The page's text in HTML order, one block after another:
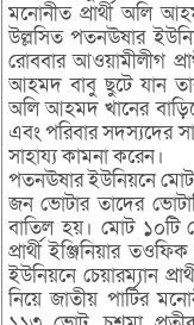
মনোনীত প্রার্থী অলি
উল্লসিত পতনঊষার
রোববার আওয়ামীলীগ
আহমদ বাবু ছুটে যান তার
অলি আহমদ খানের
এবং পরিবার সদস্যদের
সাহায্য কামনা করেন।
পতনঊষার ইউনিয়নে
জন ভোটার তাদের
বাতিল হয়। মোট ১০টি
প্রার্থী ইঞ্জিনিয়ার
ইউনিয়নে চেয়ারম্যান
নিয়ে জাতীয় পার্টির